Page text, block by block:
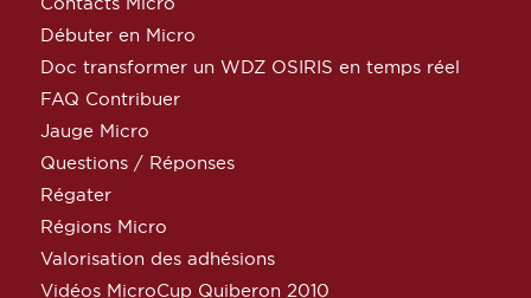
Débuter en Micro
Doc transformer un WDZ OSIRIS en temps réel
FAQ Contribuer
Jauge Micro
Questions / Réponses
Régater
Régions Micro
Valorisation des adhésions
Vidéos MicroCup Quiberon 2010